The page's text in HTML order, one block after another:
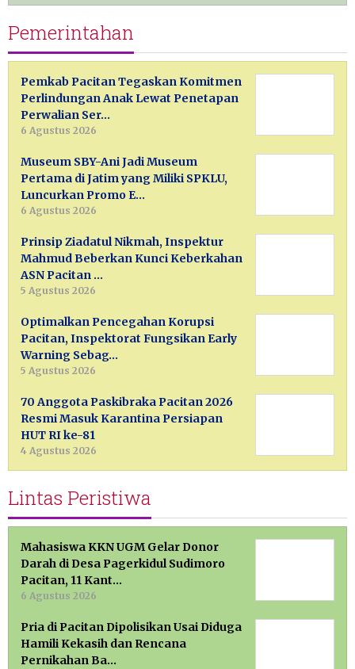
Pemerintahan
Pemkab Pacitan Tegaskan Komitmen
Perlindungan Anak Lewat Penetapan
Perwalian Ser…
6 Agustus 2026
Museum SBY-Ani Jadi Museum
Pertama di Jatim yang Miliki SPKLU,
Luncurkan Promo E…
6 Agustus 2026
Prinsip Ziadatul Nikmah, Inspektur
Mahmud Beberkan Kunci Keberkahan
ASN Pacitan …
5 Agustus 2026
Optimalkan Pencegahan Korupsi
Pacitan, Inspektorat Fungsikan Early
Warning Sebag…
5 Agustus 2026
70 Anggota Paskibraka Pacitan 2026
Resmi Masuk Karantina Persiapan
HUT RI ke-81
4 Agustus 2026
Lintas Peristiwa
Mahasiswa KKN UGM Gelar Donor
Darah di Desa Pagerkidul Sudimoro
Pacitan, 11 Kant…
6 Agustus 2026
Pria di Pacitan Dipolisikan Usai Diduga
Hamili Kekasih dan Rencana
Pernikahan Ba…